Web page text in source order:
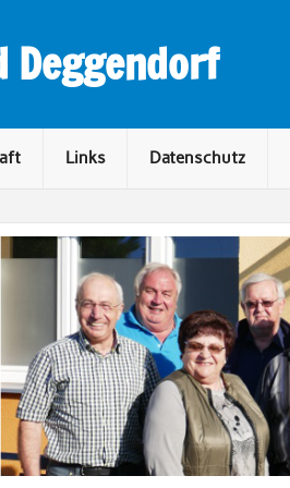
Deggendorf
Links Datenschutz